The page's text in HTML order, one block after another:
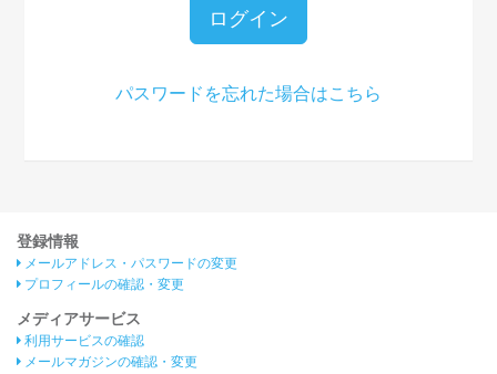
ログイン
パスワードを忘れた場合はこちら
登録情報
メールアドレス・パスワードの変更
プロフィールの確認・変更
メディアサービス
利用サービスの確認
メールマガジンの確認・変更